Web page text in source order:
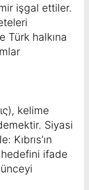
işgal ettiler.
Türk halkına
kelime
Siyasi
Kıbrıs’ın
hedefini ifade